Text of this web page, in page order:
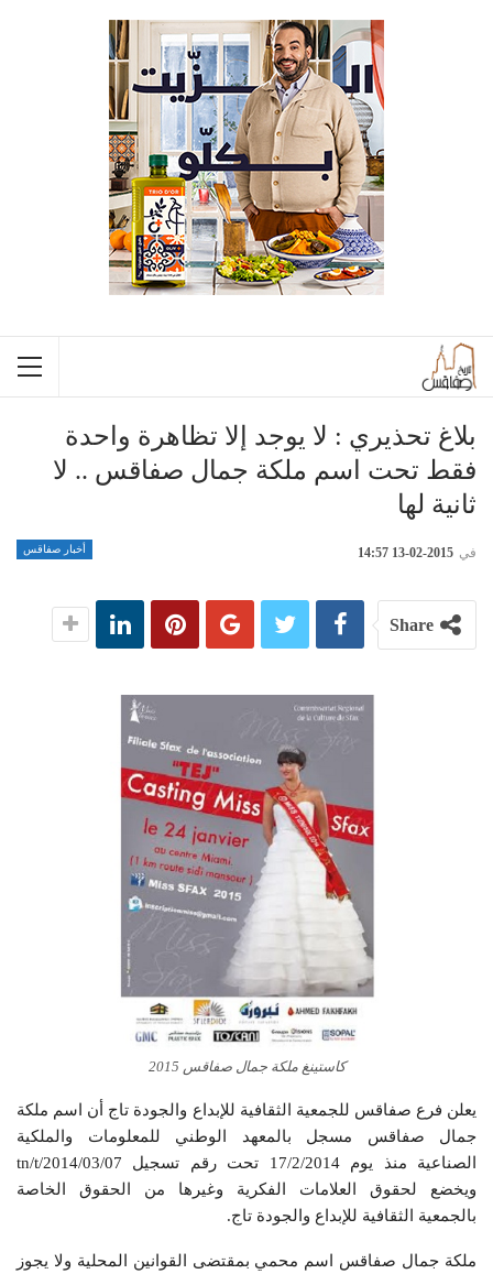
بلاغ تحذيري : لا يوجد إلا تظاهرة واحدة
فقط تحت اسم ملكة جمال صفاقس .. لا
ثانية لها
أخبار صفاقس في 2015-02-13 14:57
Share
كاستينغ ملكة جمال صفاقس 2015
يعلن فرع صفاقس للجمعية الثقافية للإبداع والجودة تاج أن اسم ملكة
جمال صفاقس مسجل بالمعهد الوطني للمعلومات والملكية
الصناعية منذ يوم 17/2/2014 تحت رقم تسجيل tn/t/2014/03/07
ويخضع لحقوق العلامات الفكرية وغيرها من الحقوق الخاصة
‏بالجمعية الثقافية للإبداع والجودة تاج. ‏
ملكة جمال صفاقس اسم محمي بمقتضى القوانين المحلية ولا يجوز